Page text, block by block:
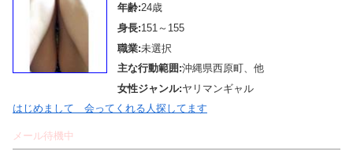
年齢:24歳
身長:151～155
職業:未選択
主な行動範囲:沖縄県西原町、他
女性ジャンル:ヤリマンギャル
はじめまして 会ってくれる人探してます
メール待機中